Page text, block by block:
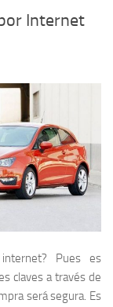
Internet
Pues es
claves a través de
será segura. Es